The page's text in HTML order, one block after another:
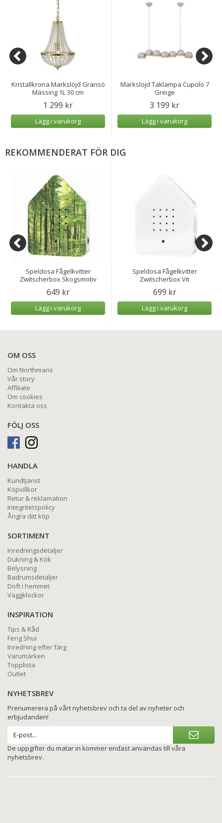
Kristallkrona Markslöjd Gränsö
Mässing 1L 30 cm
1 299 kr
Lägg i varukorg
Markslöjd Taklampa Cupolo 7
Greige
3 199 kr
Lägg i varukorg
REKOMMENDERAT FÖR DIG
Speldosa Fågelkvitter
Zwitscherbox Skogsmotiv
649 kr
Lägg i varukorg
Speldosa Fågelkvitter
Zwitscherbox Vit
699 kr
Lägg i varukorg
OM OSS
Om Northmans
Vår story
Affiliate
Om cookies
Kontakta oss
FÖLJ OSS
HANDLA
Kundtjänst
Köpvillkor
Retur & reklamation
Integritetspolicy
Ångra ditt köp
SORTIMENT
Inredningsdetaljer
Dukning & Kök
Belysning
Badrumsdetaljer
Doft i hemmet
Väggklockor
INSPIRATION
Tips & Råd
Feng Shui
Inredning efter färg
Varumärken
Topplista
Outlet
NYHETSBREV
Prenumerera på vårt nyhetsbrev och ta del av nyheter och
erbjudanden!
De uppgifter du matar in kommer endast användas till våra
nyhetsbrev.